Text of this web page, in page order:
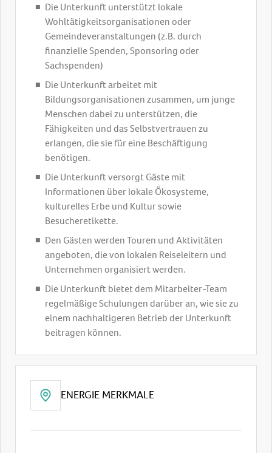
Die Unterkunft unterstützt lokale
Wohltätigkeitsorganisationen oder
Gemeindeveranstaltungen (z.B. durch
finanzielle Spenden, Sponsoring oder
Sachspenden)
Die Unterkunft arbeitet mit
Bildungsorganisationen zusammen, um junge
Menschen dabei zu unterstützen, die
Fähigkeiten und das Selbstvertrauen zu
erlangen, die sie für eine Beschäftigung
benötigen.
Die Unterkunft versorgt Gäste mit
Informationen über lokale Ökosysteme,
kulturelles Erbe und Kultur sowie
Besucheretikette.
Den Gästen werden Touren und Aktivitäten
angeboten, die von lokalen Reiseleitern und
Unternehmen organisiert werden.
Die Unterkunft bietet dem Mitarbeiter-Team
regelmäßige Schulungen darüber an, wie sie zu
einem nachhaltigeren Betrieb der Unterkunft
beitragen können.
ENERGIE MERKMALE